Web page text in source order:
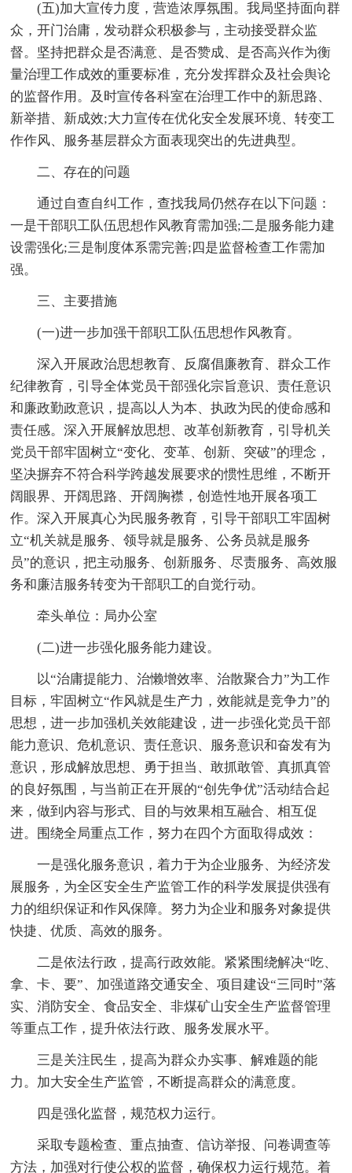
(五)加大宣传力度，营造浓厚氛围。我局坚持面向群
众，开门治庸，发动群众积极参与，主动接受群众监
督。坚持把群众是否满意、是否赞成、是否高兴作为衡
量治理工作成效的重要标准，充分发挥群众及社会舆论
的监督作用。及时宣传各科室在治理工作中的新思路、
新举措、新成效;大力宣传在优化安全发展环境、转变工
作作风、服务基层群众方面表现突出的先进典型。
二、存在的问题
通过自查自纠工作，查找我局仍然存在以下问题：
一是干部职工队伍思想作风教育需加强;二是服务能力建
设需强化;三是制度体系需完善;四是监督检查工作需加
强。
三、主要措施
(一)进一步加强干部职工队伍思想作风教育。
深入开展政治思想教育、反腐倡廉教育、群众工作
纪律教育，引导全体党员干部强化宗旨意识、责任意识
和廉政勤政意识，提高以人为本、执政为民的使命感和
责任感。深入开展解放思想、改革创新教育，引导机关
党员干部牢固树立“变化、变革、创新、突破”的理念，
坚决摒弃不符合科学跨越发展要求的惯性思维，不断开
阔眼界、开阔思路、开阔胸襟，创造性地开展各项工
作。深入开展真心为民服务教育，引导干部职工牢固树
立“机关就是服务、领导就是服务、公务员就是服务
员”的意识，把主动服务、创新服务、尽责服务、高效服
务和廉洁服务转变为干部职工的自觉行动。
牵头单位：局办公室
(二)进一步强化服务能力建设。
以“治庸提能力、治懒增效率、治散聚合力”为工作
目标，牢固树立“作风就是生产力，效能就是竞争力”的
思想，进一步加强机关效能建设，进一步强化党员干部
能力意识、危机意识、责任意识、服务意识和奋发有为
意识，形成解放思想、勇于担当、敢抓敢管、真抓真管
的良好氛围，与当前正在开展的“创先争优”活动结合起
来，做到内容与形式、目的与效果相互融合、相互促
进。围绕全局重点工作，努力在四个方面取得成效：
一是强化服务意识，着力于为企业服务、为经济发
展服务，为全区安全生产监管工作的科学发展提供强有
力的组织保证和作风保障。努力为企业和服务对象提供
快捷、优质、高效的服务。
二是依法行政，提高行政效能。紧紧围绕解决“吃、
拿、卡、要”、加强道路交通安全、项目建设“三同时”落
实、消防安全、食品安全、非煤矿山安全生产监督管理
等重点工作，提升依法行政、服务发展水平。
三是关注民生，提高为群众办实事、解难题的能
力。加大安全生产监管，不断提高群众的满意度。
四是强化监督，规范权力运行。
采取专题检查、重点抽查、信访举报、问卷调查等
方法，加强对行使公权的监督，确保权力运行规范。着